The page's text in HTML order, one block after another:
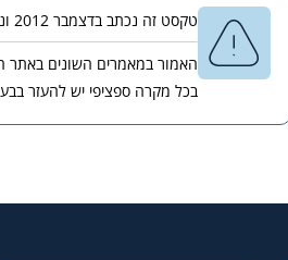
טקסט זה נכתב בדצמבר 2012 ונבדק לאחרונה באוגוסט 2023 בידי עורך הדין יורם ליכטנשטיין, אלא ככל שנאמר בו אחרת.
האמור במאמרים השונים באתר
בכל מקרה ספציפי יש להעזר